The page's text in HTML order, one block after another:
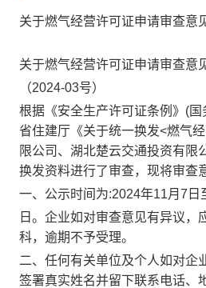
关于燃气经营许可证申请审查意
关于燃气经营许可证申请审查意
（2024-03号）
根据《安全生产许可证条例》 (
省住建厅 《关于统一换发<燃气
限公司、湖北楚云交通投资有限
换发资料进行了审查，现将审查
一、 公示时间为:2024年11月 7 日
日。企业如对审查意见有异议
科，逾期不予受理。
二、任何有关单位及个人如对企
签署真实姓名并留下联系电话、